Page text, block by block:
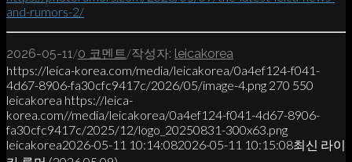
and-rumors-2/
2026-05-11 /0 코멘트 /작성자: leicakorea
https://leica-korea.com/media/leicakorea/0a4ef124-f041-
4d67-8906-fa30cfc9417c/2026/05/image-4.png 270 550
leicakorea https://leica-
korea.com//media/leicakorea/0a4ef124-f041-4d67-8906-
fa30cfc9417c/2025/12/logo_20250831-300x63.png
leicakorea2026-05-11 10:14:082026-05-11 10:15:08최신 라이